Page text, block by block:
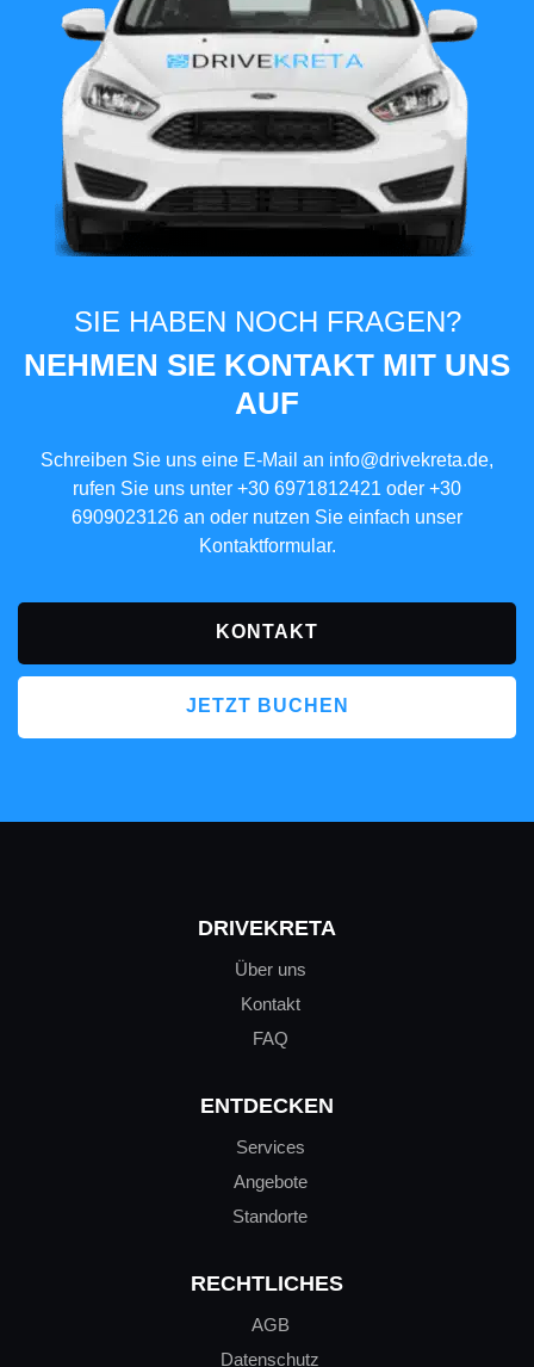
SIE HABEN NOCH FRAGEN?
NEHMEN SIE KONTAKT MIT UNS
AUF
Schreiben Sie uns eine E-Mail an info@drivekreta.de,
rufen Sie uns unter +30 6971812421 oder +30
6909023126 an oder nutzen Sie einfach unser
Kontaktformular.
KONTAKT
JETZT BUCHEN
DRIVEKRETA
Über uns
Kontakt
FAQ
ENTDECKEN
Services
Angebote
Standorte
RECHTLICHES
AGB
Datenschutz